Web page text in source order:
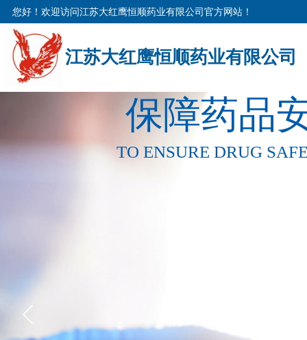
您好！欢迎访问江苏大红鹰恒顺药业有限公司官方网站！
江苏大红鹰恒顺药业有限公司
保障药品
TO ENSURE DRUG